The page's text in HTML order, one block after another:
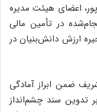
اعضای هیئت مدیره
در تأمین مالی
ارزش دانش‌بنیان در
ضمن ابراز آمادگی
تدوین سند چشم‌انداز